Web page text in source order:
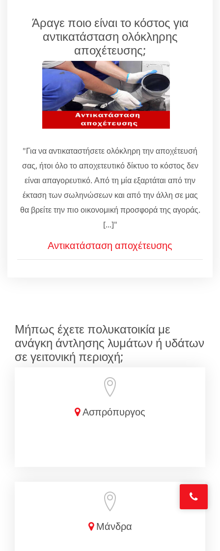
Άραγε ποιο είναι το κόστος για
αντικατάσταση ολόκληρης
αποχέτευσης;
"Για να αντικαταστήσετε ολόκληρη την αποχέτευσή
σας, ήτοι όλο το αποχετευτικό δίκτυο το κόστος δεν
είναι απαγορευτικό. Από τη μία εξαρτάται από την
έκταση των σωληνώσεων και από την άλλη σε μας
θα βρείτε την πιο οικονομική προσφορά της αγοράς.
[...]"
Αντικατάσταση αποχέτευσης
Μήπως έχετε πολυκατοικία με
ανάγκη άντλησης λυμάτων ή υδάτων
σε γειτονική περιοχή;
Ασπρόπυργος
Μάνδρα